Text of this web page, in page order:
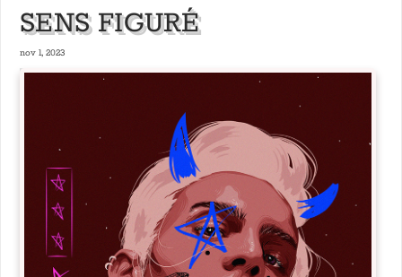
SENS FIGURÉ
nov 1, 2023